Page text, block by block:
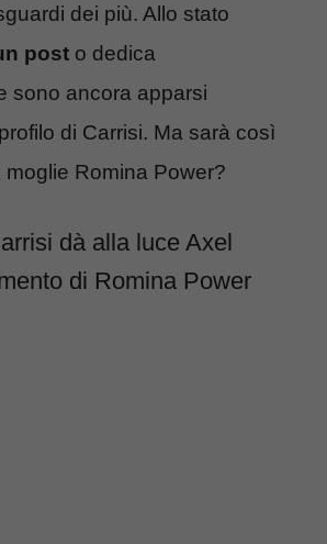
dei più. Allo stato
post o dedica
sono ancora apparsi
di Carrisi. Ma sarà così
moglie Romina Power?
dà alla luce Axel
di Romina Power